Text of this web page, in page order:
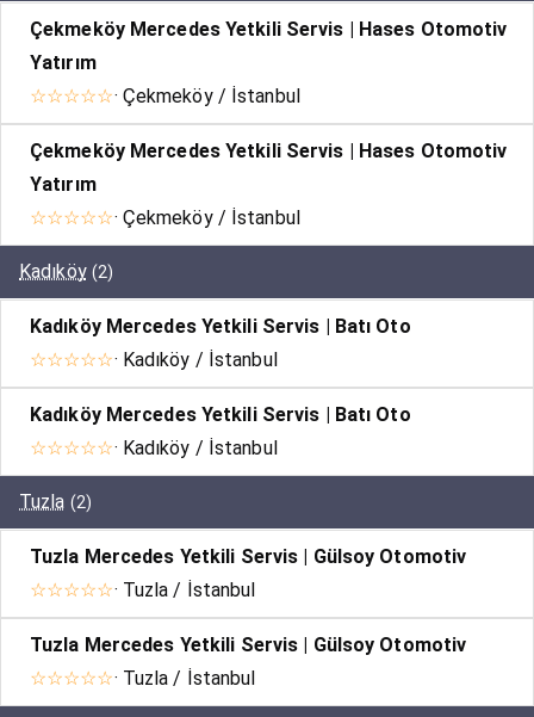
Çekmeköy Mercedes Yetkili Servis | Hases Otomotiv
Yatırım
☆☆☆☆☆· Çekmeköy / İstanbul
Çekmeköy Mercedes Yetkili Servis | Hases Otomotiv
Yatırım
☆☆☆☆☆· Çekmeköy / İstanbul
Kadıköy (2)
Kadıköy Mercedes Yetkili Servis | Batı Oto
☆☆☆☆☆· Kadıköy / İstanbul
Kadıköy Mercedes Yetkili Servis | Batı Oto
☆☆☆☆☆· Kadıköy / İstanbul
Tuzla (2)
Tuzla Mercedes Yetkili Servis | Gülsoy Otomotiv
☆☆☆☆☆· Tuzla / İstanbul
Tuzla Mercedes Yetkili Servis | Gülsoy Otomotiv
☆☆☆☆☆· Tuzla / İstanbul